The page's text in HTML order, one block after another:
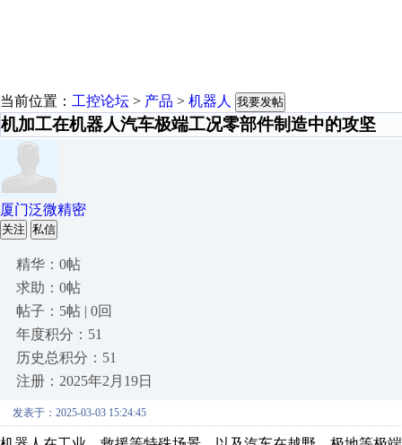
当前位置： 工控论坛 > 产品 > 机器人 我要发帖
机加工在机器人汽车极端工况零部件制造中的攻坚
厦门泛微精密
关注 私信
精华：0帖
求助：0帖
帖子：5帖 | 0回
年度积分：51
历史总积分：51
注册：2025年2月19日
发表于：2025-03-03 15:24:45